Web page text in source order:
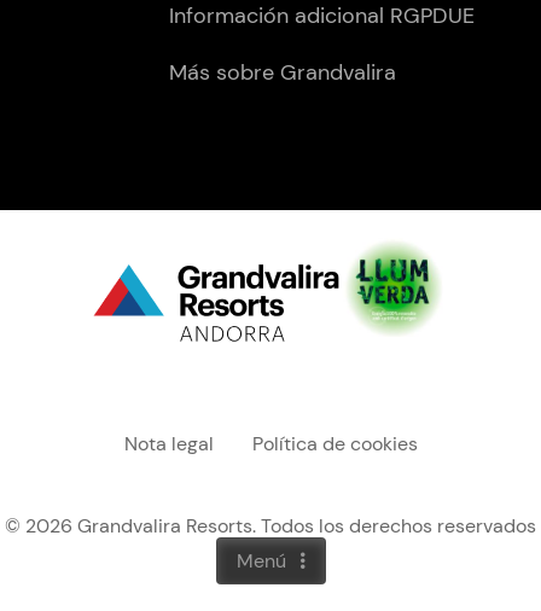
Menú
Información adicional RGPDUE
Más sobre Grandvalira
© 2026 Grandvalira Resorts. Todos los derechos reservados
Menú "legal"
Nota legal Política de cookies